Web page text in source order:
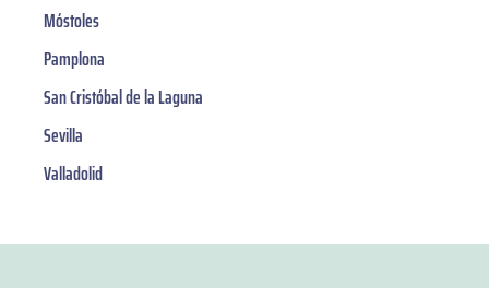
Móstoles
Pamplona
San Cristóbal de la Laguna
Sevilla
Valladolid